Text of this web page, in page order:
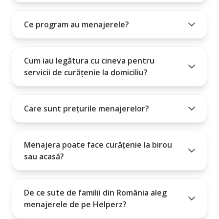
pentru nevoile tale.
Plătești un abonament lunar, trimestrial sau anual.
Ce program au menajerele?
Cum iau legătura cu cineva pentru
servicii de curățenie la domiciliu?
Care sunt prețurile menajerelor?
Menajera poate face curățenie la birou
sau acasă?
De ce sute de familii din România aleg
menajerele de pe Helperz?